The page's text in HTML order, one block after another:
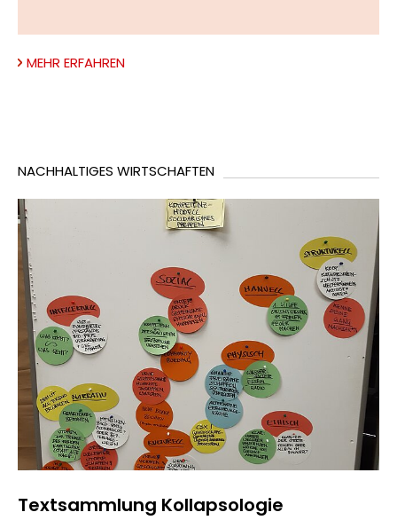
MEHR ERFAHREN
NACHHALTIGES WIRTSCHAFTEN
Textsammlung Kollapsologie